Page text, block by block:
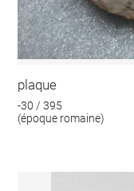
plaque
-30 / 395
(époque romaine)